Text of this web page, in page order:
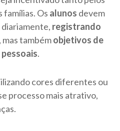
Os alunos devem
registrando
, mas tambémobjetivos de
.
cores diferentes ou
processo mais atrativo,